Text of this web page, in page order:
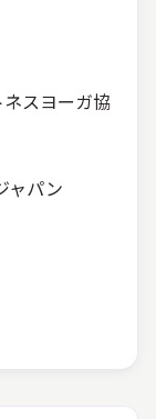
スヨーガ協
ャパン